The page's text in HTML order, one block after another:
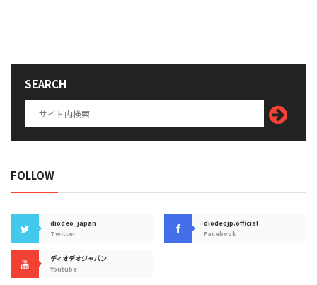
SEARCH
FOLLOW
diodeo_japan
Twitter
diodeojp.official
Facebook
ディオデオジャパン
Youtube